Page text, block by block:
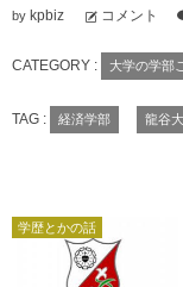
by kpbiz コメント
CATEGORY : 大学の学部
TAG : 経済学部 龍谷
学歴とかの話